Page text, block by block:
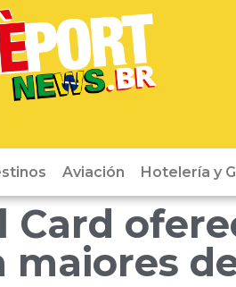
Aviación Hotelería y
Card
maiores